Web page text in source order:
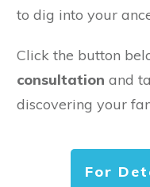
to dig into your
Click the button
consultation and
discovering your
For